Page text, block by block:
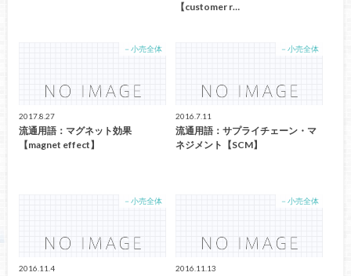
【customer r…
－小売全体
2017.8.27
流通用語：マグネット効果
【magnet effect】
－小売全体
2016.7.11
流通用語：サプライチェーン・マ
ネジメント【SCM】
－小売全体
2016.11.4
－小売全体
2016.11.13